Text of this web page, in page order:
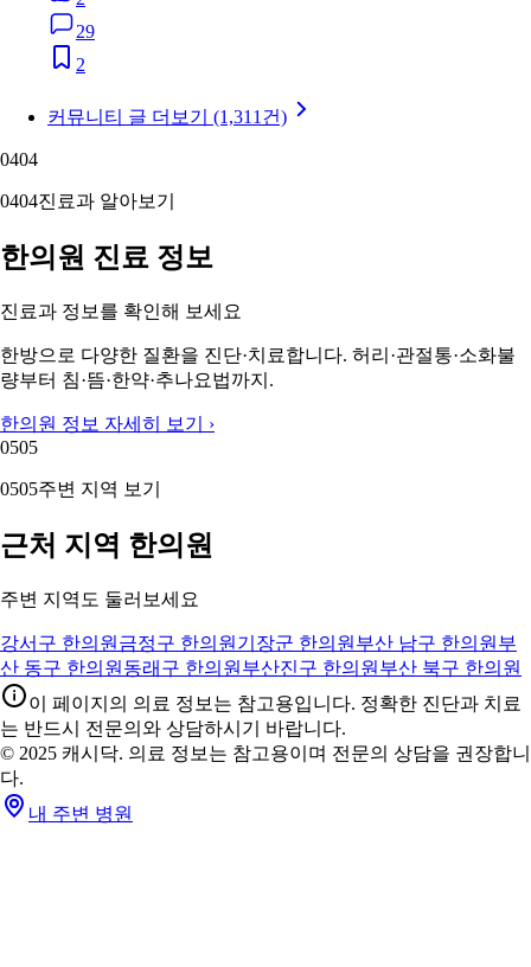
29
2
커뮤니티 글 더보기 (1,311건)
0404
0404진료과 알아보기
한의원 진료 정보
진료과 정보를 확인해 보세요
한방으로 다양한 질환을 진단·치료합니다. 허리·관절통·소화불
량부터 침·뜸·한약·추나요법까지.
한의원 정보 자세히 보기 ›
0505
0505주변 지역 보기
근처 지역 한의원
주변 지역도 둘러보세요
강서구 한의원 금정구 한의원 기장군 한의원 부산 남구 한의원 부
산 동구 한의원 동래구 한의원 부산진구 한의원 부산 북구 한의원
이 페이지의 의료 정보는 참고용입니다. 정확한 진단과 치료
는 반드시 전문의와 상담하시기 바랍니다.
© 2025 캐시닥. 의료 정보는 참고용이며 전문의 상담을 권장합니
다.
내 주변 병원